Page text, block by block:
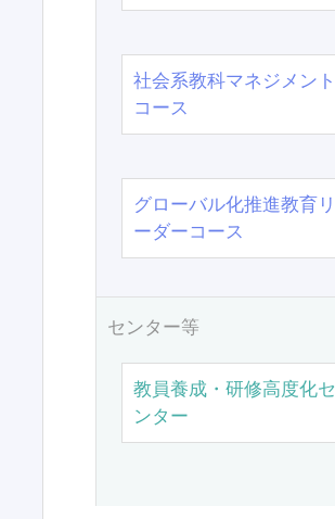
社会系教科マネジメント
コース
グローバル化推進教育リ
ーダーコース
センター等
教員養成・研修高度化セ
ンター